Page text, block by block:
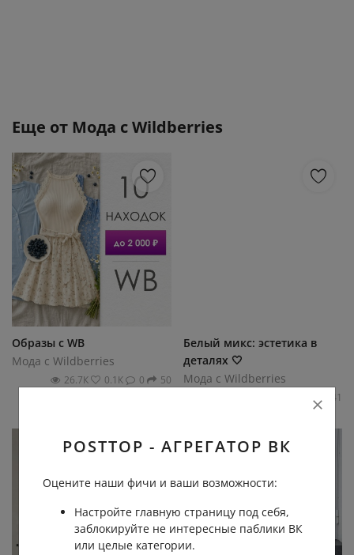
Еще от Мода с Wildberries
Образы с WB
Мода с Wildberries
26.7К 0.1К 0 50
Белый микс: эстетика в
деталях 🤍
Мода с Wildberries
0 41
POSTTOP - АГРЕГАТОР ВК
Оцените наши фичи и ваши возможности:
Настройте главную страницу под себя,
заблокируйте не интересные паблики ВК
или целые категории.